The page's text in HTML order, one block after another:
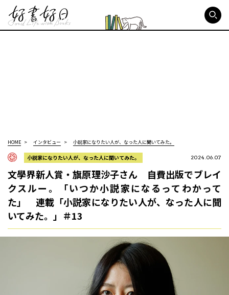
HOME インタビュー 小説家になりたい人が、なった人に聞いてみた。
小説家になりたい人が、なった人に聞いてみた。 2024.06.07
文學界新人賞・旗原理沙子さん 自費出版でブレイ
クスルー。「いつか小説家になるってわかって
た」 連載「小説家になりたい人が、なった人に聞
いてみた。」＃13